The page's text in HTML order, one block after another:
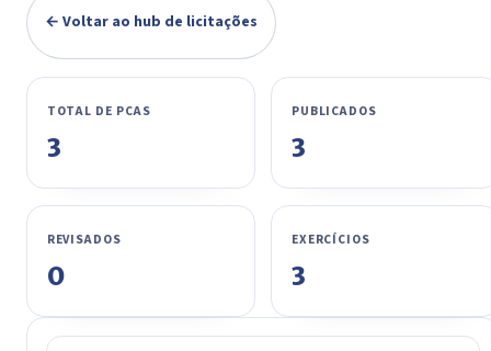
← Voltar ao hub de licitações
TOTAL DE PCAS
3
PUBLICADOS
3
REVISADOS
0
EXERCÍCIOS
3